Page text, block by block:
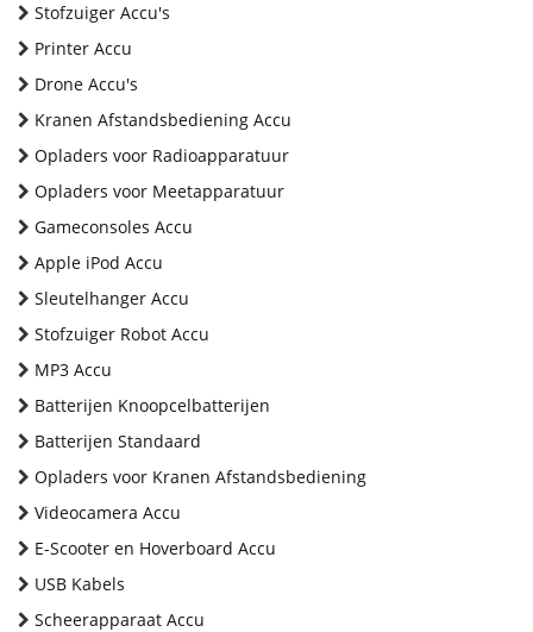
Stofzuiger Accu's
Printer Accu
Drone Accu's
Kranen Afstandsbediening Accu
Opladers voor Radioapparatuur
Opladers voor Meetapparatuur
Gameconsoles Accu
Apple iPod Accu
Sleutelhanger Accu
Stofzuiger Robot Accu
MP3 Accu
Batterijen Knoopcelbatterijen
Batterijen Standaard
Opladers voor Kranen Afstandsbediening
Videocamera Accu
E-Scooter en Hoverboard Accu
USB Kabels
Scheerapparaat Accu